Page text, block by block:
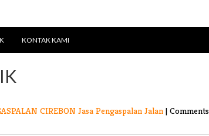
KONTAK KAMI
CIREBON Jasa Pengaspalan Jalan | Comments